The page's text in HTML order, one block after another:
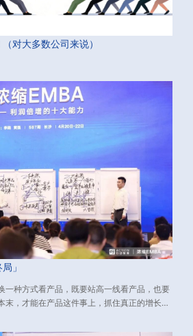
对大多数公司来说）
」
一种方式看产品，既要站高一线看产品，也要
末，才能在产品这件事上，抓住真正的增长
品、如何打造大单品。源自：由行动教育董事